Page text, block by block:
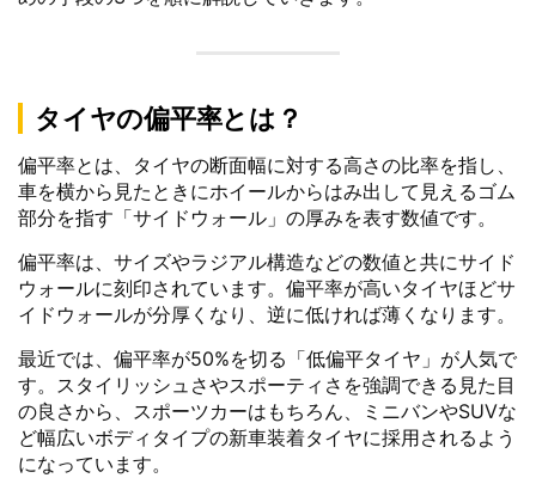
タイヤの偏平率とは？
偏平率とは、タイヤの断面幅に対する高さの比率を指し、
車を横から見たときにホイールからはみ出して見えるゴム
部分を指す「サイドウォール」の厚みを表す数値です。
偏平率は、サイズやラジアル構造などの数値と共にサイド
ウォールに刻印されています。偏平率が高いタイヤほどサ
イドウォールが分厚くなり、逆に低ければ薄くなります。
最近では、偏平率が50%を切る「低偏平タイヤ」が人気で
す。スタイリッシュさやスポーティさを強調できる見た目
の良さから、スポーツカーはもちろん、ミニバンやSUVな
ど幅広いボディタイプの新車装着タイヤに採用されるよう
になっています。